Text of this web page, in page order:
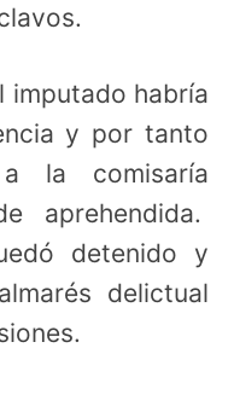
imputado habría
y por tanto
la comisaría
aprehendida.
detenido y
delictual